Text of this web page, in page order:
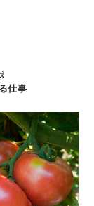
ート
仕事